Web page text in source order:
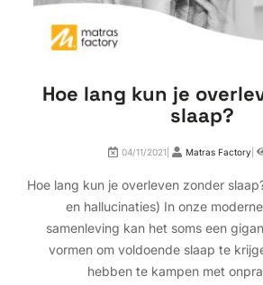
Hoe lang kun je
slaap?
04/11/2021| Matras Factory
Hoe lang kun je overleven zonder
en hallucinaties) In onze
samenleving kan het soms een
vormen om voldoende slaap te
hebben te kampen met